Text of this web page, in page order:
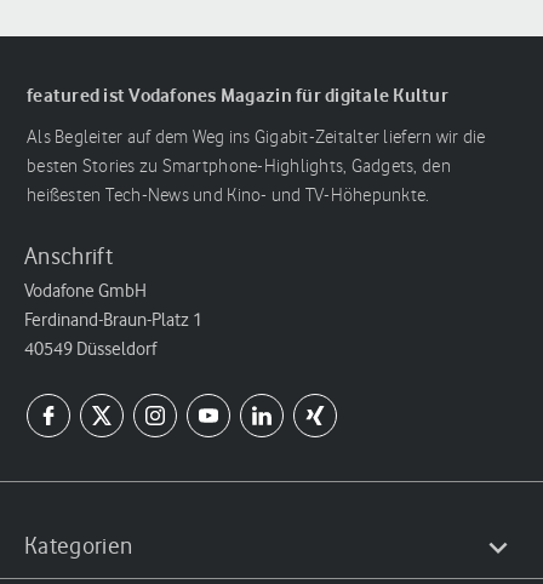
featured ist Vodafones Magazin für digitale Kultur
Als Begleiter auf dem Weg ins Gigabit-Zeitalter liefern wir die
besten Stories zu Smartphone-Highlights, Gadgets, den
heißesten Tech-News und Kino- und TV-Höhepunkte.
Anschrift
Vodafone GmbH
Ferdinand-Braun-Platz 1
40549 Düsseldorf
Kategorien